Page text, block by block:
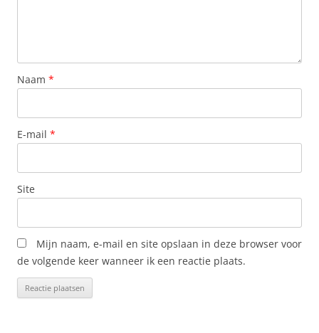
Naam *
E-mail *
Site
Mijn naam, e-mail en site opslaan in deze browser voor
de volgende keer wanneer ik een reactie plaats.